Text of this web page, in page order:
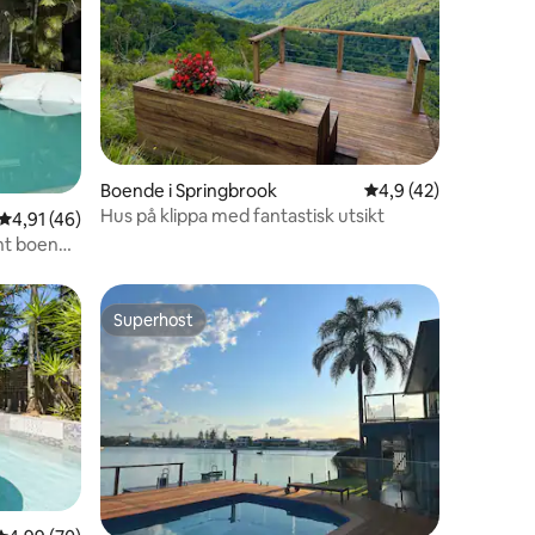
av 5 i genomsnittligt betyg, 46 omdömen
4,91 (46)
boende
Boende i Springbrook 4,9 av 5 i
4,9 (42)
Hus på klippa med fantastisk utsikt
Superhost
Superhost